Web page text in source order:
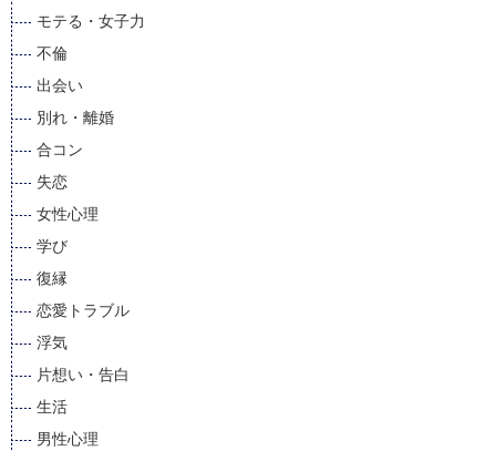
モテる・女子力
不倫
出会い
別れ・離婚
合コン
失恋
女性心理
学び
復縁
恋愛トラブル
浮気
片想い・告白
生活
男性心理